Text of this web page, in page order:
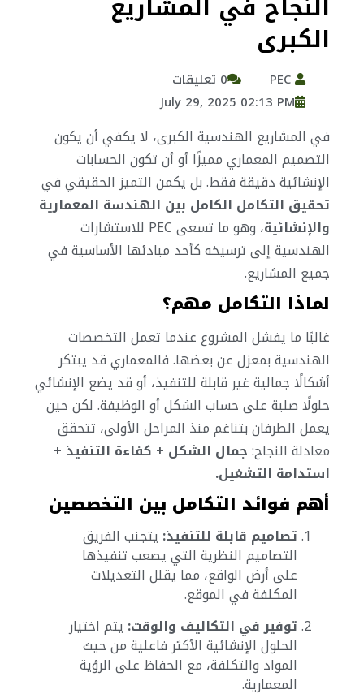
الكبرى
0 تعليقات
July 29, 2025 02:13 PM
في المشاريع الهندسية الكبرى، لا يكفي أن يكون
التصميم المعماري مميزًا أو أن تكون الحسابات
الإنشائية دقيقة فقط. بل يكمن التميز الحقيقي في
تحقيق التكامل الكامل بين الهندسة المعمارية
والإنشائية
، وهو ما تسعى PEC للاستشارات
الهندسية إلى ترسيخه كأحد مبادئها الأساسية في
جميع المشاريع.
لماذا التكامل مهم؟
غالبًا ما يفشل المشروع عندما تعمل التخصصات
الهندسية بمعزل عن بعضها. فالمعماري قد يبتكر
أشكالًا جمالية غير قابلة للتنفيذ، أو قد يضع الإنشائي
حلولًا صلبة على حساب الشكل أو الوظيفة. لكن حين
يعمل الطرفان بتناغم منذ المراحل الأولى، تتحقق
معادلة النجاح:جمال الشكل + كفاءة التنفيذ +
استدامة التشغيل.
أهم فوائد التكامل بين التخصصين
تصاميم قابلة للتنفيذ: يتجنب الفريق
التصاميم النظرية التي يصعب تنفيذها
على أرض الواقع، مما يقلل التعديلات
المكلفة في الموقع.
توفير في التكاليف والوقت: يتم اختيار
الحلول الإنشائية الأكثر فاعلية من حيث
المواد والتكلفة، مع الحفاظ على الرؤية
المعمارية.